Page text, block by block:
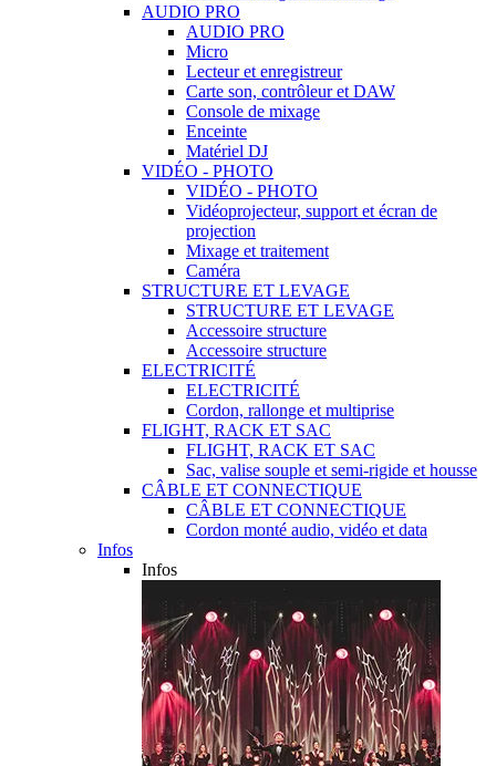
AUDIO PRO
AUDIO PRO
Micro
Lecteur et enregistreur
Carte son, contrôleur et DAW
Console de mixage
Enceinte
Matériel DJ
VIDÉO - PHOTO
VIDÉO - PHOTO
Vidéoprojecteur, support et écran de
projection
Mixage et traitement
Caméra
STRUCTURE ET LEVAGE
STRUCTURE ET LEVAGE
Accessoire structure
Accessoire structure
ELECTRICITÉ
ELECTRICITÉ
Cordon, rallonge et multiprise
FLIGHT, RACK ET SAC
FLIGHT, RACK ET SAC
Sac, valise souple et semi-rigide et housse
CÂBLE ET CONNECTIQUE
CÂBLE ET CONNECTIQUE
Cordon monté audio, vidéo et data
Infos
Infos